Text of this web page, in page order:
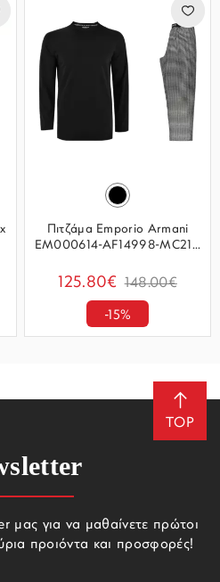
Πιτζάμα Emporio Armani
EM000614-AF14998-MC21...
125.80€ 148.00€
-15%
TOP
μας για να μαθαίνετε πρώτοι
προιόντα και προσφορές!